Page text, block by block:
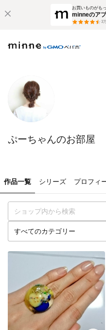
お買いものがも
minneのア
3
ぷーちゃんのお部屋
作品一覧 シリーズ プロフィ